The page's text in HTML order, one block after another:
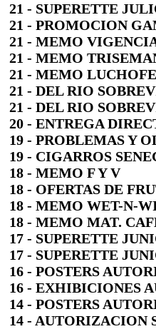
21 - SUPERETTE
21 - PROMOCION
21 - MEMO
21 - MEMO
21 - MEMO
21 - DEL RIO
21 - DEL RIO
20 - ENTREGA
19 - PROBLEMAS Y
19 - CIGARROS
18 - MEMO F Y V
18 - OFERTAS DE
18 - MEMO WET-N-
18 - MEMO MAT.
17 - SUPERETTE
17 - SUPERETTE
16 - POSTERS
16 - EXHIBICIONES
14 - POSTERS
14 - AUTORIZACION